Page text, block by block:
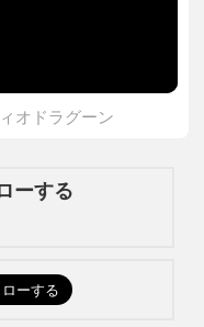
オドラグーン
ーする